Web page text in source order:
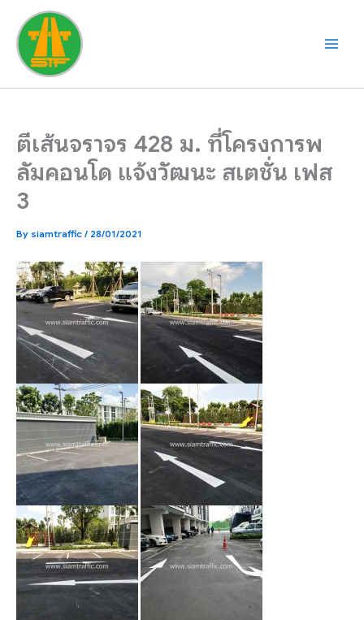
content
ตีเส้นจราจร 428 ม. ที่โครงการพ
ลัมคอนโด แจ้งวัฒนะ สเตชั่น เฟส
3
By siamtraffic / 28/01/2021